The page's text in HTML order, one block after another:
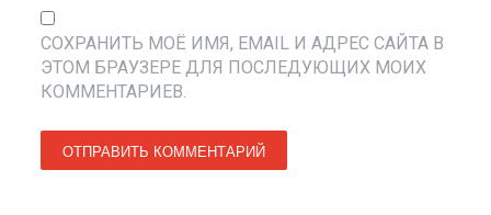
СОХРАНИТЬ МОЁ ИМЯ, EMAIL И АДРЕС САЙТА В
ЭТОМ БРАУЗЕРЕ ДЛЯ ПОСЛЕДУЮЩИХ МОИХ
КОММЕНТАРИЕВ.